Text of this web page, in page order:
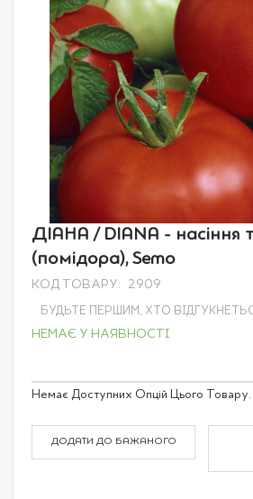
Перейти
до
початку
галереї
ДІАНА / DIANA - насіння
(помідора), Semo
КОД ТОВАРУ 2909
БУДЬТЕ ПЕРШИМ, ХТО
НЕМАЄ У НАЯВНОСТІ
Grouped
product
Немає Доступних Опцій Цього Товару.
ДОДАТИ ДО БАЖАНОГО